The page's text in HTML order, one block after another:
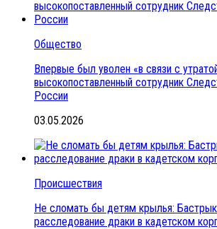
Общество
Впервые был уволен «в связи с
высокопоставленный сотрудник
России
03.05.2026
Происшествия
Не сломать бы детям крылья:
расследование драки в кадетском